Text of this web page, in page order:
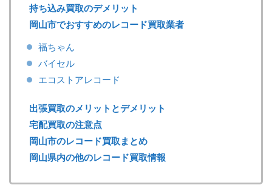
持ち込み買取のデメリット
岡山市でおすすめのレコード買取業者
福ちゃん
バイセル
エコストアレコード
出張買取のメリットとデメリット
宅配買取の注意点
岡山市のレコード買取まとめ
岡山県内の他のレコード買取情報